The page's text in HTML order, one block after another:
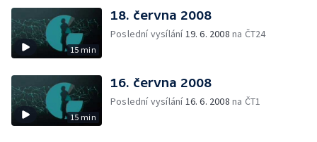
15 min
18. června 2008
Poslední vysílání19. 6. 2008 na ČT24
15 min
16. června 2008
Poslední vysílání16. 6. 2008 na ČT1